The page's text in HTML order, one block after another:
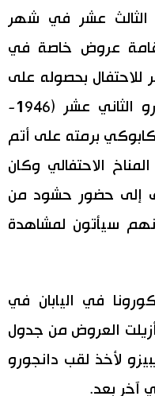
الثالث عشر في شهر
إقامة عروض خاصة في
للاحتفال بحصوله على
الاسم الذي كان والده دانجورو الثاني عشر (1946-
برمته على أتم
الاحتفالي وكان
إلى حضور حشود من
سيأتون لمشاهدة
في اليابان في
فبراير/شباط عام 2020، أزيلت العروض من جدول
لأخذ لقب دانجورو
آخر بعد.